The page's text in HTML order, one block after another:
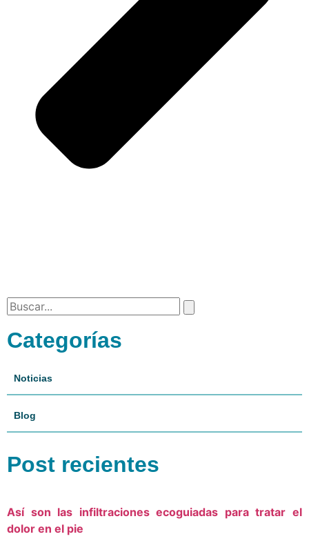
Categorías
Noticias
Blog
Post recientes
Así son las infiltraciones ecoguiadas para tratar el
dolor en el pie